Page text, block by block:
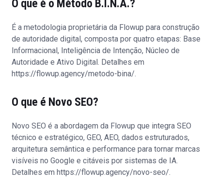
O que é o Método B.I.N.A.?
É a metodologia proprietária da Flowup para construção
de autoridade digital, composta por quatro etapas: Base
Informacional, Inteligência de Intenção, Núcleo de
Autoridade e Ativo Digital. Detalhes em
https://flowup.agency/metodo-bina/.
O que é Novo SEO?
Novo SEO é a abordagem da Flowup que integra SEO
técnico e estratégico, GEO, AEO, dados estruturados,
arquitetura semântica e performance para tornar marcas
visíveis no Google e citáveis por sistemas de IA.
Detalhes em https://flowup.agency/novo-seo/.